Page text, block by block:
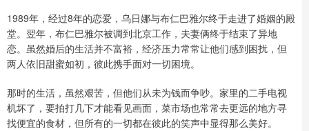
1989年，经过8年的恋爱，乌日娜与布仁巴雅尔终于走进了婚姻的殿
堂。翌年，布仁巴雅尔被调到北京工作，夫妻俩终于结束了异地
恋。虽然婚后的生活并不富裕，经济压力常常让他们感到困扰，但
两人依旧甜蜜如初，彼此携手面对一切困境。
那时的生活，虽然艰苦，但他们从未为钱而争吵。家里的二手电视
机坏了，要拍打几下才能看见画面，菜市场也常常去更远的地方寻
找便宜的食材，但所有的一切都在彼此的笑声中显得那么美好。